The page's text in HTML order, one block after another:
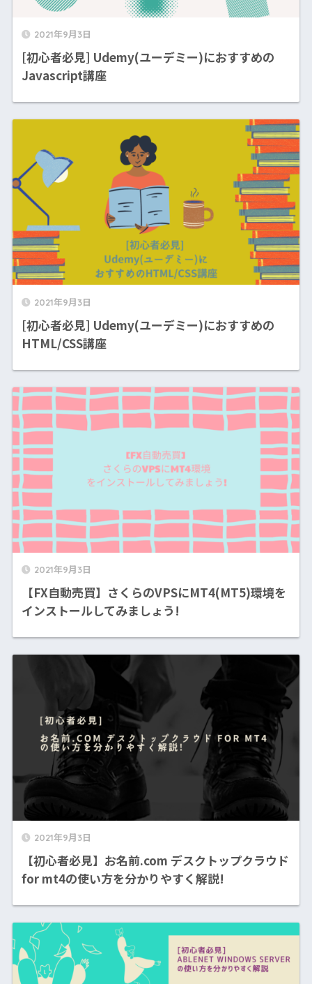
2021年9月3日
[初心者必見] Udemy(ユーデミー)におすすめの
Javascript講座
2021年9月3日
[初心者必見] Udemy(ユーデミー)におすすめの
HTML/CSS講座
2021年9月3日
【FX自動売買】さくらのVPSにMT4(MT5)環境を
インストールしてみましょう!
2021年9月3日
【初心者必見】お名前.com デスクトップクラウド
for mt4の使い方を分かりやすく解説!